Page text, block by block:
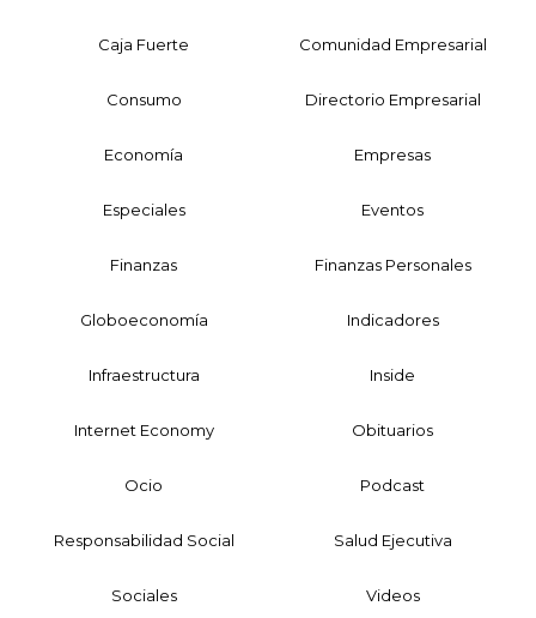
Caja Fuerte Comunidad Empresarial
Consumo Directorio Empresarial
Economía Empresas
Especiales Eventos
Finanzas Finanzas Personales
Globoeconomía Indicadores
Infraestructura Inside
Internet Economy Obituarios
Ocio Podcast
Responsabilidad Social Salud Ejecutiva
Sociales Videos